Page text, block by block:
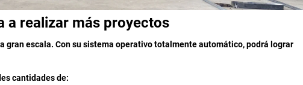
a realizar más proyectos
gran escala. Con su sistema operativo totalmente automático, podrá lograr
cantidades de: